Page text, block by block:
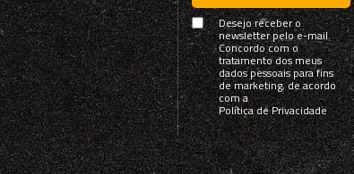
Desejo receber o
newsletter pelo e-mail.
Concordo com o
tratamento dos meus
dados pessoais para fins
de marketing, de acordo
com a
Política de Privacidade